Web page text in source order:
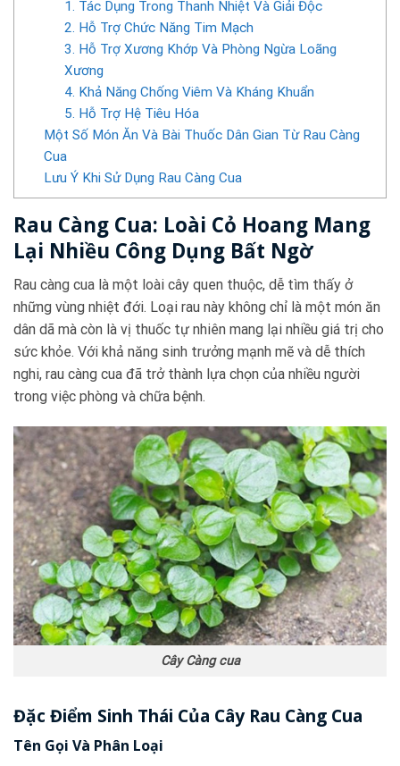
1. Tác Dụng Trong Thanh Nhiệt Và Giải Độc
2. Hỗ Trợ Chức Năng Tim Mạch
3. Hỗ Trợ Xương Khớp Và Phòng Ngừa Loãng
Xương
4. Khả Năng Chống Viêm Và Kháng Khuẩn
5. Hỗ Trợ Hệ Tiêu Hóa
Một Số Món Ăn Và Bài Thuốc Dân Gian Từ Rau Càng
Cua
Lưu Ý Khi Sử Dụng Rau Càng Cua
Rau Càng Cua: Loài Cỏ Hoang Mang
Lại Nhiều Công Dụng Bất Ngờ
Rau càng cua là một loài cây quen thuộc, dễ tìm thấy ở
những vùng nhiệt đới. Loại rau này không chỉ là một món ăn
dân dã mà còn là vị thuốc tự nhiên mang lại nhiều giá trị cho
sức khỏe. Với khả năng sinh trưởng mạnh mẽ và dễ thích
nghi, rau càng cua đã trở thành lựa chọn của nhiều người
trong việc phòng và chữa bệnh.
Cây Càng cua
Đặc Điểm Sinh Thái Của Cây Rau Càng Cua
Tên Gọi Và Phân Loại